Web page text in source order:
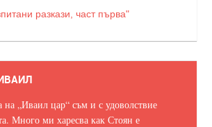
разкази, част първа"
на „Иваил цар“ съм и с удоволствие
Много ми харесва как Стоян е